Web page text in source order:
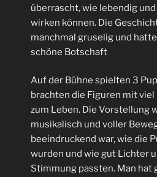
überrascht, wie lebendig
wirken können. Die
manchmal gruselig und
schöne Botschaft
Auf der Bühne spielten 3
brachten die Figuren mit viel
zum Leben. Die Vorstellung
musikalisch und voller
beeindruckend war, wie die
wurden und wie gut Lichter
Stimmung passten. Man hat